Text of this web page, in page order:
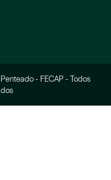
- FECAP - Todos